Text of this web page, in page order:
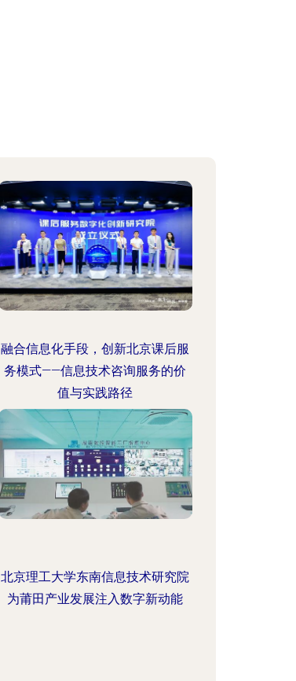
融合信息化手段，创新北京课后服
务模式——信息技术咨询服务的价
值与实践路径
北京理工大学东南信息技术研究院
为莆田产业发展注入数字新动能